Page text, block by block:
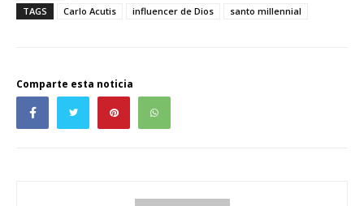
TAGS
Carlo Acutis influencer de Dios santo millennial
Comparte esta noticia